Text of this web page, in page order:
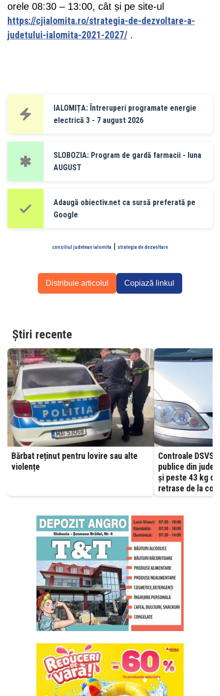
orele 08:30 – 13:00, cât și pe site-ul
https://cjialomita.ro/strategia-de-dezvoltare-a-
judetului-ialomita-2021-2027/ .
IALOMIȚA: Întreruperi programate energie
electrică 3 - 7 august 2026
SLOBOZIA: Program de gardă farmacii - luna
AUGUST
Adaugă obiectiv.net ca sursă preferată pe
Google
consiliul judetean ialomita | strategia de dezvoltare
Distribuie articolul Copiază linkul
Știri recente
Bărbat reținut pentru lovire sau alte
violențe
Controale
publice din
și peste 43 kg
retrase de la